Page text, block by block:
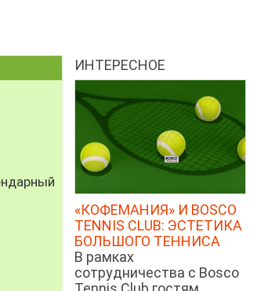
ИНТЕРЕСНОЕ
«КОФЕМАНИЯ» И BOSCO
TENNIS CLUB: ЭСТЕТИКА
БОЛЬШОГО ТЕННИСА
В рамках
сотрудничества с Bosco